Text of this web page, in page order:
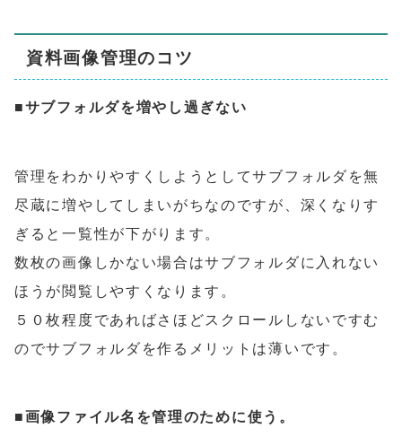
資料画像管理のコツ
■サブフォルダを増やし過ぎない
管理をわかりやすくしようとしてサブフォルダを無
尽蔵に増やしてしまいがちなのですが、深くなりす
ぎると一覧性が下がります。
数枚の画像しかない場合はサブフォルダに入れない
ほうが閲覧しやすくなります。
５０枚程度であればさほどスクロールしないですむ
のでサブフォルダを作るメリットは薄いです。
■画像ファイル名を管理のために使う。